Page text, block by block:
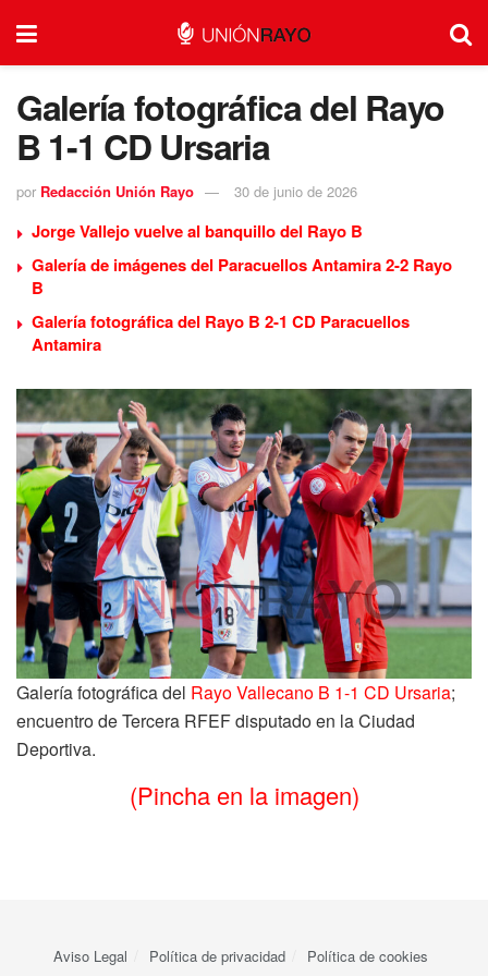
Galería fotográfica del Rayo
B 1-1 CD Ursaria
por Redacción Unión Rayo 30 de junio de 2026
Jorge Vallejo vuelve al banquillo del Rayo B
Galería de imágenes del Paracuellos Antamira 2-2 Rayo
B
Galería fotográfica del Rayo B 2-1 CD Paracuellos
Antamira
Galería fotográfica del Rayo Vallecano B 1-1 CD Ursaria;
encuentro de Tercera RFEF disputado en la Ciudad
Deportiva.
(Pincha en la imagen)
Aviso Legal Política de privacidad Política de cookies